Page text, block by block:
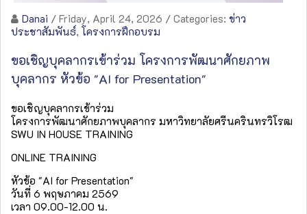
Danai / Friday, April 24, 2026 / Categories: ข่าว
ประชาสัมพันธ์, โครงการฝึกอบรม
ขอเชิญบุคลากรเข้าร่วม โครงการพัฒนาศักยภาพ
บุคลากร หัวข้อ "AI for Presentation"
ขอเชิญบุคลากรเข้าร่วม
โครงการพัฒนาศักยภาพบุคลากร มหาวิทยาลัยศรีนครินทรวิโรฒ
SWU IN HOUSE TRAINING
ONLINE TRAINING
หัวข้อ "AI for Presentation"
วันที่ 6 พฤษภาคม 2569
เวลา 09.00-12.00 น.